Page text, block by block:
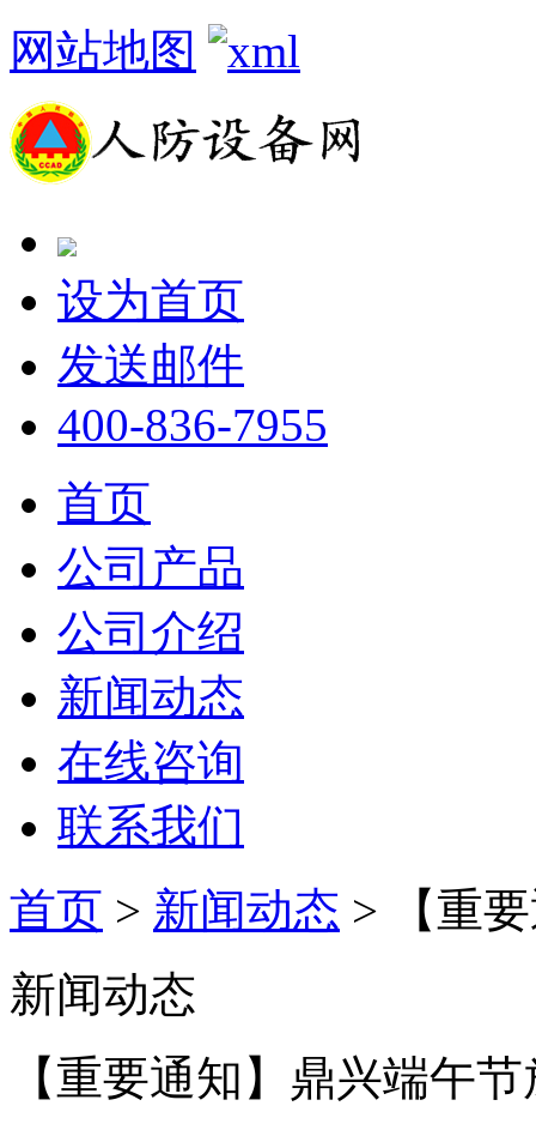
网站地图
设为首页
发送邮件
400-836-7955
首页
公司产品
公司介绍
新闻动态
在线咨询
联系我们
首页 > 新闻动态 > 【重
新闻动态
【重要通知】鼎兴端午